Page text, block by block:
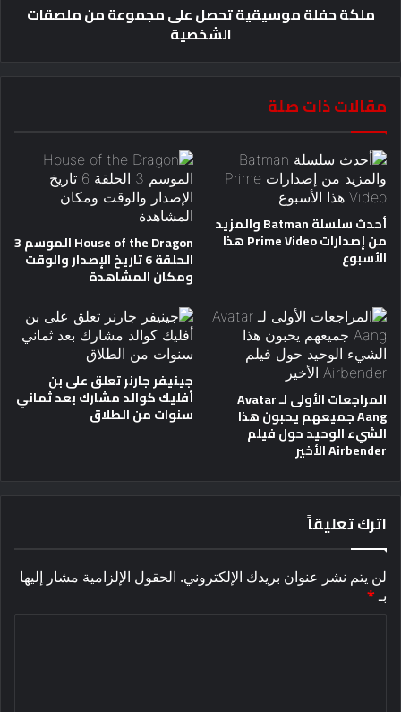
ملكة حفلة موسيقية تحصل على مجموعة من ملصقات
الشخصية
مقالات ذات صلة
أحدث سلسلة Batman والمزيد
من إصدارات Prime Video هذا
الأسبوع
House of the Dragon الموسم 3
الحلقة 6 تاريخ الإصدار والوقت
ومكان المشاهدة
المراجعات الأولى لـ Avatar
Aang جميعهم يحبون هذا
الشيء الوحيد حول فيلم
Airbender الأخير
جينيفر جارنر تعلق على بن
أفليك كوالد مشارك بعد ثماني
سنوات من الطلاق
اترك تعليقاً
لن يتم نشر عنوان بريدك الإلكتروني. الحقول الإلزامية مشار إليها
بـ*